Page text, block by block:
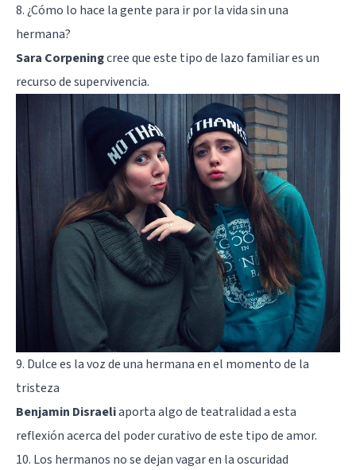
8. ¿Cómo lo hace la gente para ir por la vida sin una
hermana?
Sara Corpeningcree que este tipo de lazo familiar es un
recurso de supervivencia.
9. Dulce es la voz de una hermana en el momento de la
tristeza
Benjamin Disraeliaporta algo de teatralidad a esta
reflexión acerca del poder curativo de este tipo de amor.
10. Los hermanos no se dejan vagar en la oscuridad